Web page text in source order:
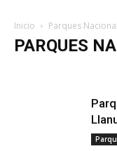
Viaje
Inicio Parques
PARQUES
Parques
Rutas